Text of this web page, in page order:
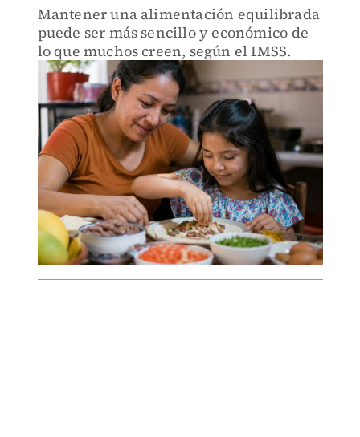
Mantener una alimentación equilibrada
puede ser más sencillo y económico de
lo que muchos creen, según el IMSS.